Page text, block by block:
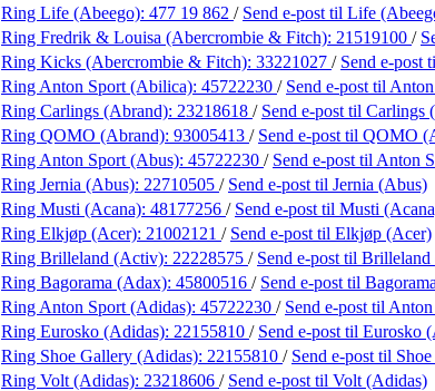
Ring Life (Abeego): 477 19 862 / Send e-post til Life
Ring Fredrik & Louisa (Abercrombie & Fitch): 21519100 /
Ring Kicks (Abercrombie & Fitch): 33221027 / Send e-post
Ring Anton Sport (Abilica): 45722230 / Send e-post til
Ring Carlings (Abrand): 23218618 / Send e-post til Carlings
Ring QOMO (Abrand): 93005413 / Send e-post til QOMO
Ring Anton Sport (Abus): 45722230 / Send e-post til Anton
Ring Jernia (Abus): 22710505 / Send e-post til Jernia (Abus)
Ring Musti (Acana): 48177256 / Send e-post til Musti
Ring Elkjøp (Acer): 21002121 / Send e-post til Elkjøp (Acer)
Ring Brilleland (Activ): 22228575 / Send e-post til
Ring Bagorama (Adax): 45800516 / Send e-post til
Ring Anton Sport (Adidas): 45722230 / Send e-post til
Ring Eurosko (Adidas): 22155810 / Send e-post til Eurosko
Ring Shoe Gallery (Adidas): 22155810 / Send e-post til
Ring Volt (Adidas): 23218606 / Send e-post til Volt (Adidas)